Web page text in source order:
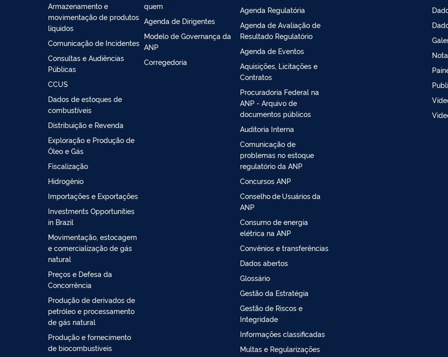
Armazenamento e
movimentação de produtos
líquidos
Comunicação de Incidentes
Consultas e Audiências
Públicas
CCUS
Dados de estoques de
combustíveis
Distribuição e Revenda
Exploração e Produção de
Óleo e Gás
Fiscalização
Hidrogênio
Importações e Exportações
Investments Opportunities
in Brazil
Movimentação, estocagem
e comercialização de gás
natural
Preços e Defesa da
Concorrência
Produção de derivados de
petróleo e processamento
de gás natural
Produção e fornecimento
de biocombustíveis
quem
Agenda de Dirigentes
Modelo de Governança da
ANP
Corregedoria
Agenda Regulatória
Agenda de Avaliação de
Resultado Regulatório
Agenda de Eventos
Aquisições, Licitações e
Contratos
Procuradoria Federal na
ANP - Arquivo de
documentos públicos
Auditoria Interna
Comunicação de
problemas no estoque
regulatório da ANP
Concursos ANP
Conselho de Usuários da
ANP
Consumo de energia
elétrica na ANP
Convênios e transferências
Dados abertos
Glossário
Gestão da Estratégia
Gestão de Riscos e
Integridade
Informações classificadas
Multas e Regularizações